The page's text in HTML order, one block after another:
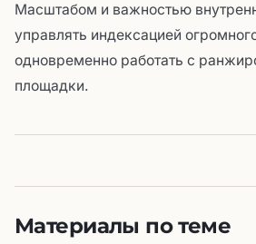
Масштабом и важностью
управлять индексацией
одновременно работать с
площадки.
Материалы по теме